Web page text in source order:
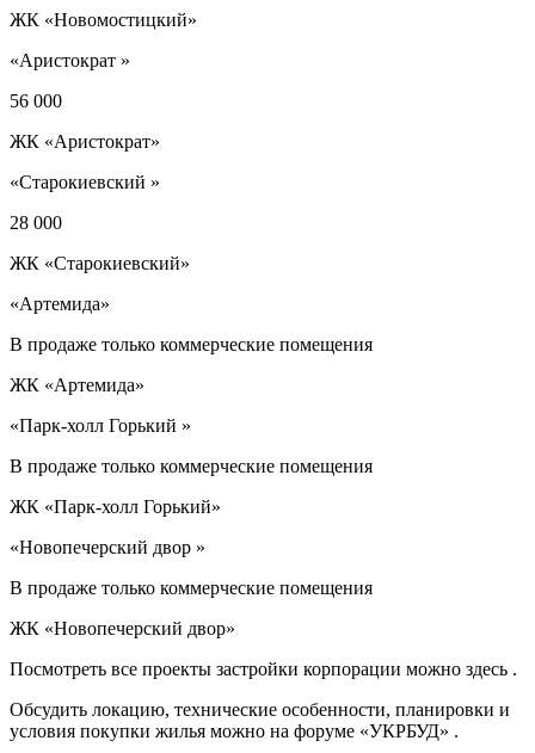
ЖК «Новомостицкий»
«Аристократ »
56 000
ЖК «Аристократ»
«Старокиевский »
28 000
ЖК «Старокиевский»
«Артемида»
В продаже только коммерческие помещения
ЖК «Артемида»
«Парк-холл Горький »
В продаже только коммерческие помещения
ЖК «Парк-холл Горький»
«Новопечерский двор »
В продаже только коммерческие помещения
ЖК «Новопечерский двор»
Посмотреть все проекты застройки корпорации можно здесь .
Обсудить локацию, технические особенности, планировки и
условия покупки жилья можно на форуме «УКРБУД» .